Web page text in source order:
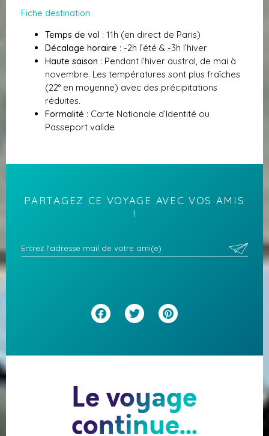
Fiche destination
Temps de vol : 11h (en direct de Paris)
Décalage horaire : -2h l’été & -3h l’hiver
Haute saison : Pendant l’hiver austral, de mai à
novembre. Les températures sont plus fraîches
(22° en moyenne) avec des précipitations
réduites.
Formalité : Carte Nationale d’Identité ou
Passeport valide
PARTAGEZ CE VOYAGE AVEC VOS AMIS
!
Facebook
Twitter
Le voyage
continue...